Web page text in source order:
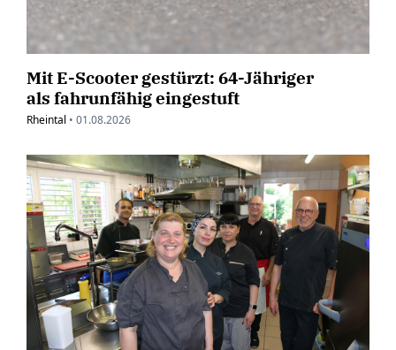
Mit E-Scooter gestürzt: 64-Jähriger
als fahrunfähig eingestuft
Rheintal • 01.08.2026